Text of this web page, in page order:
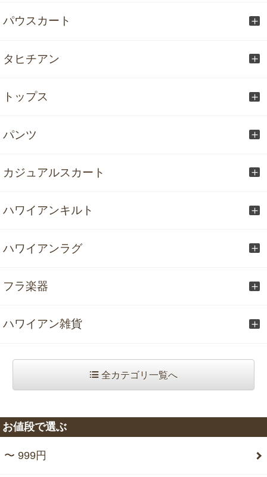
パウスカート
タヒチアン
トップス
パンツ
カジュアルスカート
ハワイアンキルト
ハワイアンラグ
フラ楽器
ハワイアン雑貨
全カテゴリ一覧へ
お値段で選ぶ
〜 999円